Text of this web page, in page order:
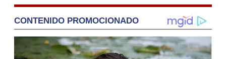
CONTENIDO PROMOCIONADO